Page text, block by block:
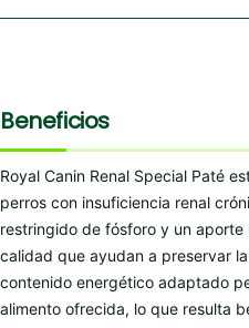
Beneficios
Royal Canin Renal Special Paté
perros con insuficiencia renal
restringido de fósforo y un
calidad que ayudan a preservar
contenido energético adaptado
alimento ofrecida, lo que resulta